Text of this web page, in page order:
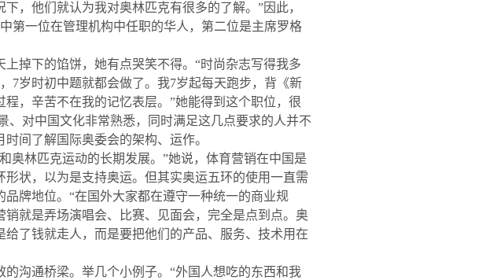
，他们就认为我对奥林匹克有很多的了解。 ”因此，
第一位在管理机构中任职的华人，第二位是主席罗格
掉下的馅饼，她有点哭笑不得。 “时尚杂志写得我多
7岁时初中题就都会做了。我7岁起每天跑步，背《新
，辛苦不在我的记忆表层。 ”她能得到这个职位，很
、对中国文化非常熟悉，同时满足这几点要求的人并不
时间了解国际奥委会的架构、运作。
奥林匹克运动的长期发展。 ”她说，体育营销在中国是
状，以为是支持奥运。但其实奥运五环的使用一直需
牌地位。 “在国外大家都在遵守一种统一的商业规
就是弄场演唱会、比赛、见面会，完全是点到点。奥
了钱就走人，而是要把他们的产品、服务、技术用在
沟通桥梁。举几个小例子。 “外国人想吃的东西和我